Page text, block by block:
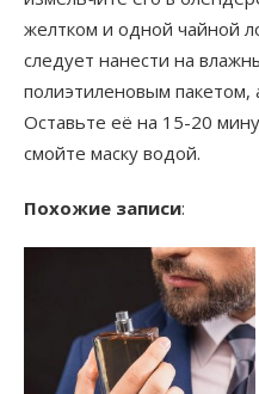
желтком и одной чайной
следует нанести на
полиэтиленовым пакетом,
Оставьте её на 15-20
смойте маску водой.
Похожие записи: